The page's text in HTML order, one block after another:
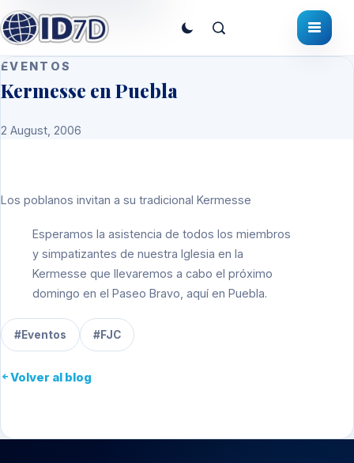
EVENTOS
Kermesse en Puebla
2 August, 2006
Los poblanos invitan a su tradicional Kermesse
Esperamos la asistencia de todos los miembros
y simpatizantes de nuestra Iglesia en la
Kermesse que llevaremos a cabo el próximo
domingo en el Paseo Bravo, aquí en Puebla.
#Eventos #FJC
Volver al blog